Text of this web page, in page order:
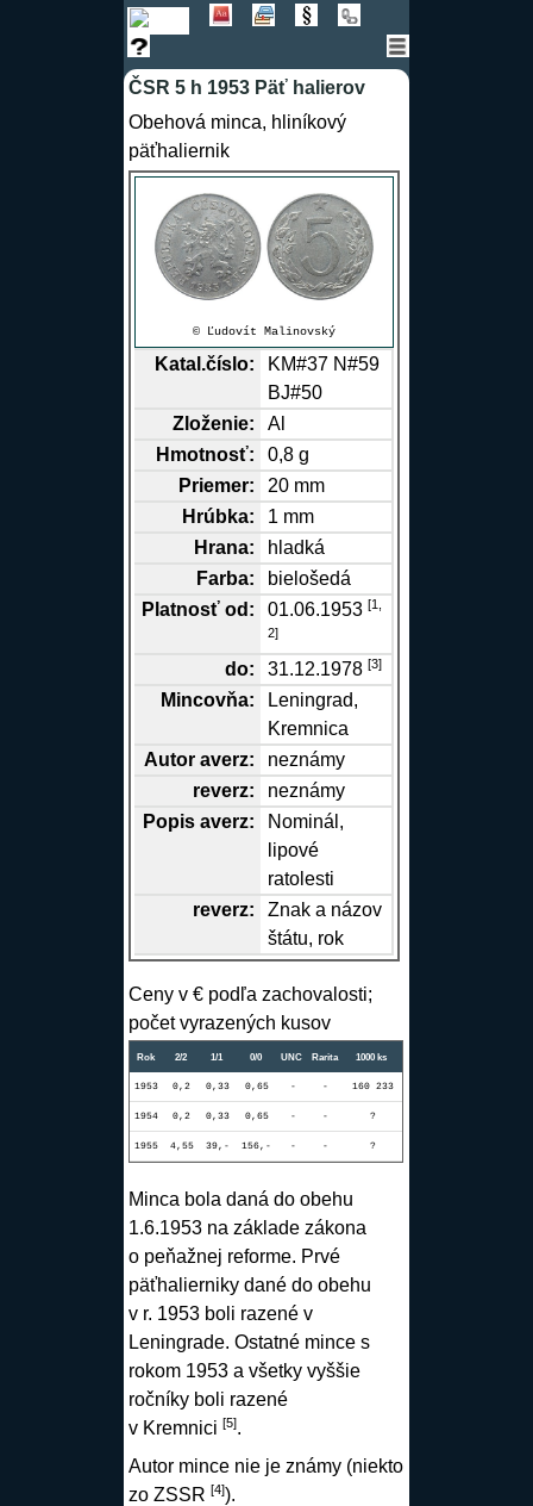
ČSR 5 h 1953 Päť halierov
Obehová minca, hliníkový
päťhaliernik
© Ľudovít Malinovský
Katal.číslo:
KM#37 N#59
BJ#50
Zloženie:
Al
Hmotnosť:
0,8 g
Priemer:
20 mm
Hrúbka:
1 mm
Hrana:
hladká
Farba:
bielošedá
Platnosť od:
01.06.1953[1,
2]
do: 31.12.1978[3]
Mincovňa: Leningrad,
Kremnica
Autor averz:
neznámy
reverz:
neznámy
Popis averz:
Nominál,
lipové
ratolesti
reverz:
Znak a názov
štátu, rok
Ceny v € podľa zachovalosti;
počet vyrazených kusov
Rok 2/2 1/1 0/0 UNC Rarita 1000 ks
1953 0,2 0,33 0,65 - - 160 233
1954 0,2 0,33 0,65 - - ?
1955 4,55 39,- 156,- - - ?
Minca bola daná do obehu
1.6.1953 na základe zákona
o peňažnej reforme. Prvé
päťhalierniky dané do obehu
v r. 1953 boli razené v
Leningrade. Ostatné mince s
rokom 1953 a všetky vyššie
ročníky boli razené
v Kremnici [5].
Autor mince nie je známy (niekto
zo ZSSR [4]).